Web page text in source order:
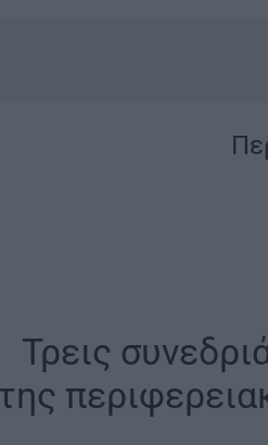
Τρεις